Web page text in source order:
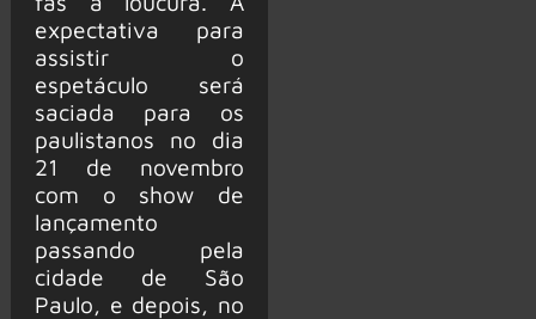
expectativa para
assistir o
espetáculo será
saciada para os
paulistanos no dia
21 de novembro
com o show de
lançamento
passando pela
cidade de São
Paulo, e depois, no